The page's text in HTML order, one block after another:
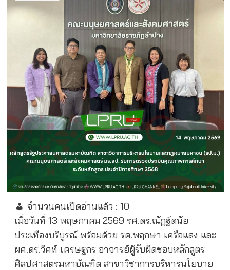
จำนวนคนเปิดอ่านแล้ว : 10
เมื่อวันที่ 13 พฤษภาคม 2569 รศ.ดร.ณัฏฐ์ดนัย
ประเทืองบริบูรณ์ พร้อมด้วย รศ.พฤกษา เครือแสง และ
ผศ.ดร.วิศท์ เศรษฐกร อาจารย์ผู้รับผิดชอบหลักสูตร
ศิลปศาสตรมหาบัณฑิต สาขาวิชาการบริหารนโยบาย